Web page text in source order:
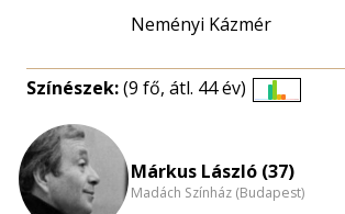
Neményi Kázmér
Színészek:(9 fő, átl. 44 év)
nagyítása
Márkus László (37)
Madách Színház (Budapest)